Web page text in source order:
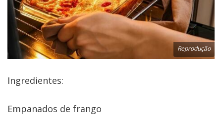
Reprodução
Ingredientes:
Empanados de frango